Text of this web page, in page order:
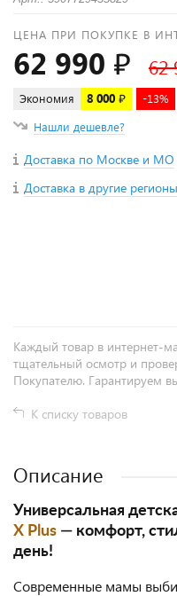
ЦЕНА ПРИ ПОКУПКЕ В
62 990 ₽ 62
Экономия 8 000 ₽
-13%
Нашли дешевле?
Доставка по Москве и МО
Доставка в другие
Каждый товар в интернет-
тщательный осмотр и
Покупателю. Гарантируем
К списку товаров
Описание
Универсальная
X Plus — комфорт,
день!
Современные мамы